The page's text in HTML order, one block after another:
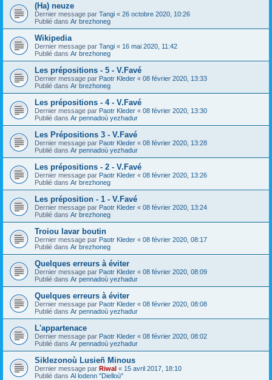
(Ha) neuze
Dernier message par Tangi « 26 octobre 2020, 10:26
Publié dans Ar brezhoneg
Wikipedia
Dernier message par Tangi « 16 mai 2020, 11:42
Publié dans Ar brezhoneg
Les prépositions - 5 - V.Favé
Dernier message par Paotr Kleder « 08 février 2020, 13:33
Publié dans Ar brezhoneg
Les prépositions - 4 - V.Favé
Dernier message par Paotr Kleder « 08 février 2020, 13:30
Publié dans Ar pennadoù yezhadur
Les Prépositions 3 - V.Favé
Dernier message par Paotr Kleder « 08 février 2020, 13:28
Publié dans Ar pennadoù yezhadur
Les prépositions - 2 - V.Favé
Dernier message par Paotr Kleder « 08 février 2020, 13:26
Publié dans Ar brezhoneg
Les préposition - 1 - V.Favé
Dernier message par Paotr Kleder « 08 février 2020, 13:24
Publié dans Ar brezhoneg
Troiou lavar boutin
Dernier message par Paotr Kleder « 08 février 2020, 08:17
Publié dans Ar brezhoneg
Quelques erreurs à éviter
Dernier message par Paotr Kleder « 08 février 2020, 08:09
Publié dans Ar pennadoù yezhadur
Quelques erreurs à éviter
Dernier message par Paotr Kleder « 08 février 2020, 08:08
Publié dans Ar pennadoù yezhadur
L'appartenace
Dernier message par Paotr Kleder « 08 février 2020, 08:02
Publié dans Ar pennadoù yezhadur
Siklezonoù Lusieñ Minous
Dernier message par Riwal « 15 avril 2017, 18:10
Publié dans Al lodenn "Dielloù"